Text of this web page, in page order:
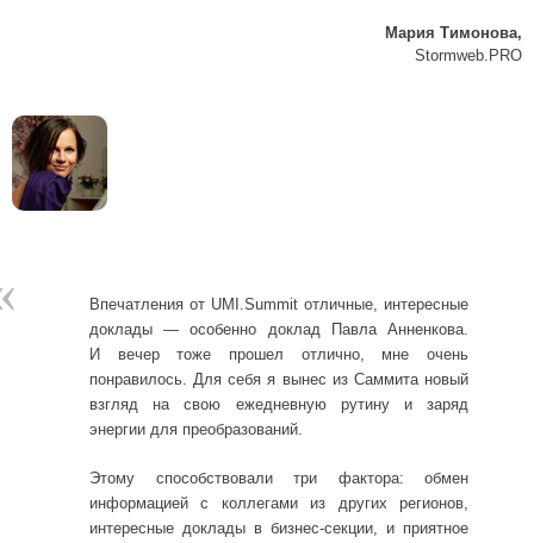
Мария Тимонова,
Stormweb.PRO
Впечатления от UMI.Summit отличные, интересные
доклады — особенно доклад Павла Анненкова.
И вечер тоже прошел отлично, мне очень
понравилось. Для себя я вынес из Саммита новый
взгляд на свою ежедневную рутину и заряд
энергии для преобразований.
Этому способствовали три фактора: обмен
информацией с коллегами из других регионов,
интересные доклады в бизнес-секции, и приятное